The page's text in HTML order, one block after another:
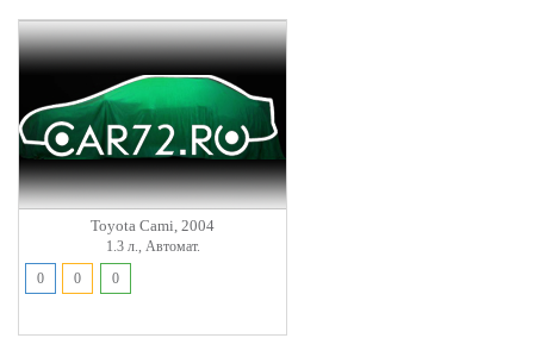
Toyota Cami, 2004
1.3 л., Автомат.
0
0 0